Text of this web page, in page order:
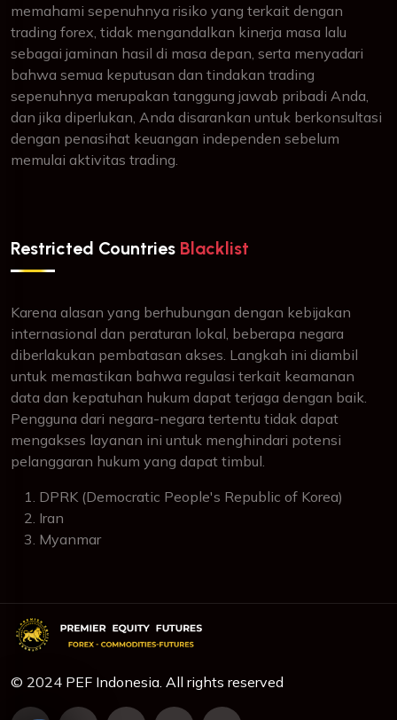
memahami sepenuhnya risiko yang terkait dengan
trading forex, tidak mengandalkan kinerja masa lalu
sebagai jaminan hasil di masa depan, serta menyadari
bahwa semua keputusan dan tindakan trading
sepenuhnya merupakan tanggung jawab pribadi Anda,
dan jika diperlukan, Anda disarankan untuk berkonsultasi
dengan penasihat keuangan independen sebelum
memulai aktivitas trading.
Restricted Countries Blacklist
Karena alasan yang berhubungan dengan kebijakan
internasional dan peraturan lokal, beberapa negara
diberlakukan pembatasan akses. Langkah ini diambil
untuk memastikan bahwa regulasi terkait keamanan
data dan kepatuhan hukum dapat terjaga dengan baik.
Pengguna dari negara-negara tertentu tidak dapat
mengakses layanan ini untuk menghindari potensi
pelanggaran hukum yang dapat timbul.
DPRK (Democratic People's Republic of Korea)
Iran
Myanmar
© 2024 PEF Indonesia. All rights reserved